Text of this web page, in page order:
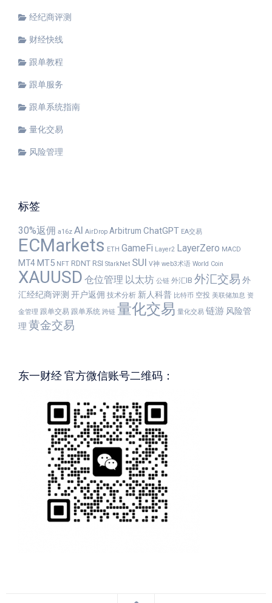
经纪商评测
财经快线
跟单教程
跟单服务
跟单系统指南
量化交易
风险管理
标签
30%返佣 a16z AI AirDrop Arbitrum ChatGPT EA交易
ECMarkets ETH GameFi Layer2 LayerZero MACD
MT4MT5 NFT RDNT RSI StarkNet SUI V神 web3术语 World Coin
XAUUSD 仓位管理 以太坊 公链 外汇IB 外汇交易 外
汇经纪商评测 开户返佣 技术分析 新人科普 比特币 空投 美联储加息 资
金管理 跟单交易 跟单系统 跨链 量化交易 量化交易 链游 风险管
理 黄金交易
东一财经 官方微信账号二维码：